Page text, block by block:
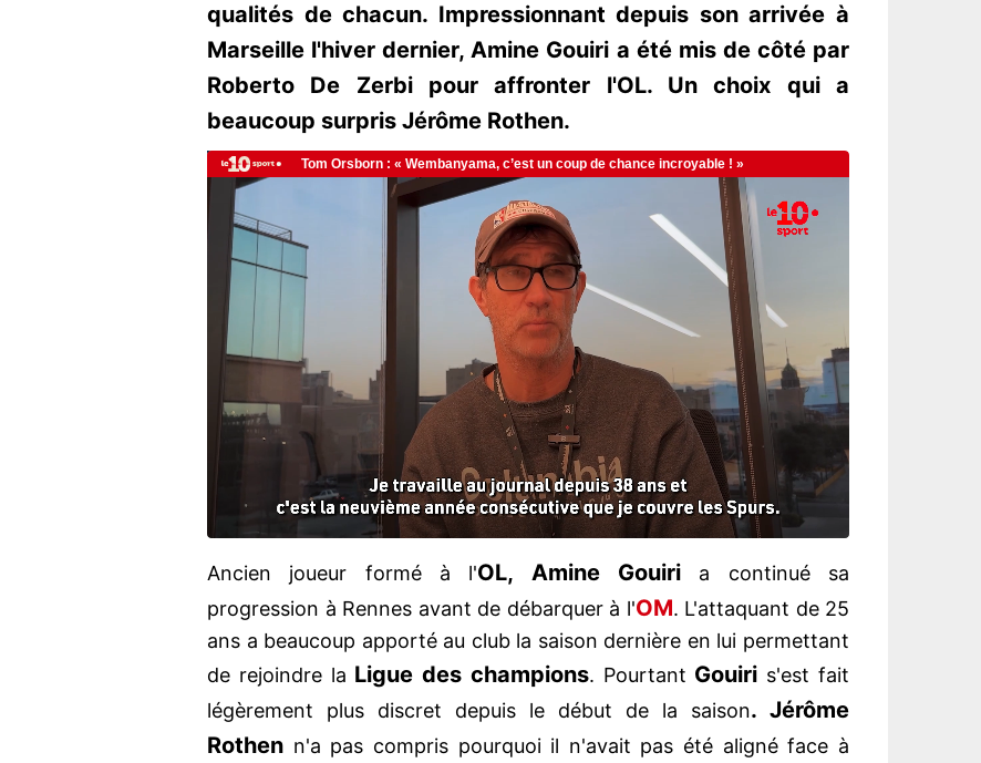
qualités de chacun. Impressionnant depuis son arrivée à
Marseille l'hiver dernier, Amine Gouiri a été mis de côté par
Roberto De Zerbi pour affronter l'OL. Un choix qui a
beaucoup surpris Jérôme Rothen.
Ancien joueur formé à l'OL, Amine Gouiri a continué sa
progression à Rennes avant de débarquer à l'OM. L'attaquant de 25
ans a beaucoup apporté au club la saison dernière en lui permettant
de rejoindre la Ligue des champions. Pourtant Gouiri s'est fait
légèrement plus discret depuis le début de la saison. Jérôme
Rothen n'a pas compris pourquoi il n'avait pas été aligné face à